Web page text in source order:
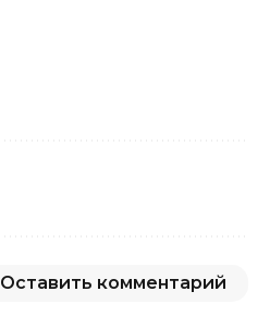
Оставить комментарий